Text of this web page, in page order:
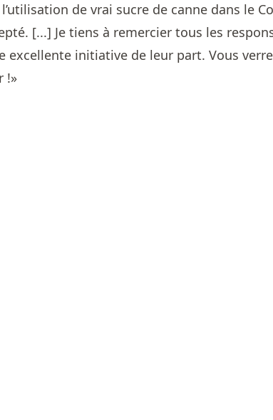
l’utilisation de vrai sucre de canne dans le
[...] Je tiens à remercier tous les
excellente initiative de leur part. Vous
!»